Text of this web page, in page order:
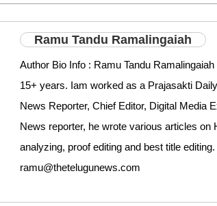
Ramu Tandu Ramalingaiah
Author Bio Info : Ramu Tandu
15+ years. Iam worked as a Prajasakti
News Reporter, Chief Editor, Digital Media
News reporter, he wrote various articles
analyzing, proof editing and best title
ramu@thetelugunews.com